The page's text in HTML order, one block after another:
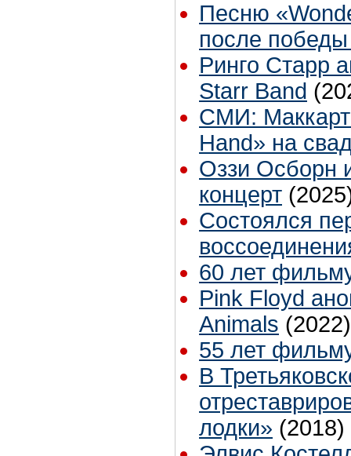
Песню
после
Ринго Старр
Starr Band
СМИ:
Hand» на
Оззи Осборн
концерт
Состоялся
60 лет
Pink Floyd
Animals (2022)
55 лет
В
лодки» (2018)